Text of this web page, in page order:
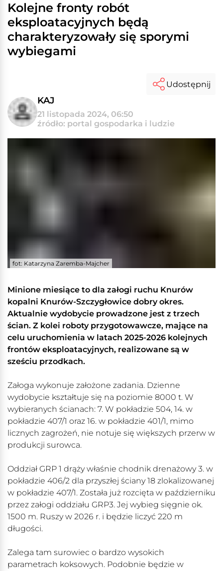
Kolejne fronty robót
eksploatacyjnych będą
charakteryzowały się sporymi
wybiegami
KAJ
21 listopada 2024, 06:50
źródło: portal gospodarka i ludzie
Udostępnij
fot: Katarzyna Zaremba-Majcher
Minione miesiące to dla załogi ruchu Knurów
kopalni Knurów-Szczygłowice dobry okres.
Aktualnie wydobycie prowadzone jest z trzech
ścian. Z kolei roboty przygotowawcze, mające na
celu uruchomienia w latach 2025-2026 kolejnych
frontów eksploatacyjnych, realizowane są w
sześciu przodkach.
Załoga wykonuje założone zadania. Dzienne
wydobycie kształtuje się na poziomie 8000 t. W
wybieranych ścianach: 7. W pokładzie 504, 14. w
pokładzie 407/1 oraz 16. w pokładzie 401/1, mimo
licznych zagrożeń, nie notuje się większych przerw w
produkcji surowca.
Oddział GRP 1 drąży właśnie chodnik drenażowy 3. w
pokładzie 406/2 dla przyszłej ściany 18 zlokalizowanej
w pokładzie 407/1. Została już rozcięta w październiku
przez załogi oddziału GRP3. Jej wybieg sięgnie ok.
1500 m. Ruszy w 2026 r. i będzie liczyć 220 m
długości.
Zalega tam surowiec o bardzo wysokich
parametrach koksowych. Podobnie będzie w